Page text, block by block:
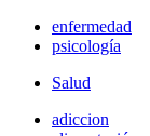
enfermedad
psicología
Salud
adiccion